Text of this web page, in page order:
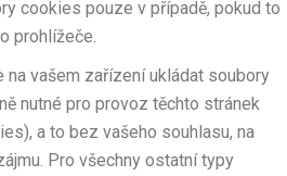
cookies pouze v případě, pokud to
prohlížeče.
na vašem zařízení ukládat soubory
nutné pro provoz těchto stránek
a to bez vašeho souhlasu, na
Pro všechny ostatní typy